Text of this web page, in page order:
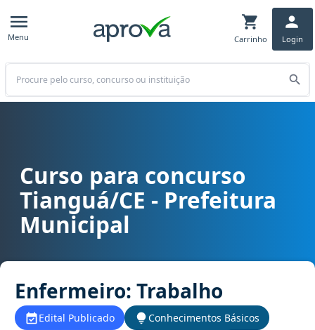
Menu Carrinho Login
Buscar
Curso para concurso Tianguá/CE - Prefeitura Municipal cargo
Curso para concurso
Tianguá/CE - Prefeitura
Municipal
Enfermeiro: Trabalho
Edital Publicado
Conhecimentos Básicos